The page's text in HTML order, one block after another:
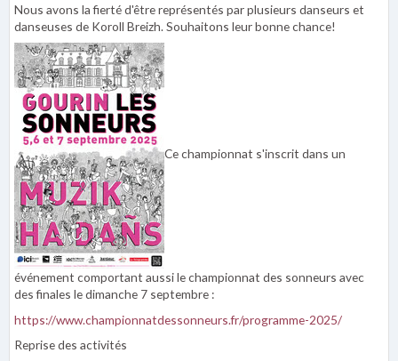
Nous avons la fierté d'être représentés par plusieurs danseurs et
danseuses de Koroll Breizh. Souhaitons leur bonne chance!
Ce championnat s'inscrit dans un
événement comportant aussi le championnat des sonneurs avec
des finales le dimanche 7 septembre :
https://www.championnatdessonneurs.fr/programme-2025/
Reprise des activités